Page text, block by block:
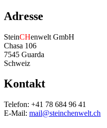
Adresse
SteinCHenwelt GmbH
Chasa 106
7545 Guarda
Schweiz
Kontakt
Telefon: +41 78 684 96 41
E-Mail: mail@steinchenwelt.ch